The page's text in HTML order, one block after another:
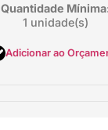
Quantidade
1 unidade(s)
Adicionar ao